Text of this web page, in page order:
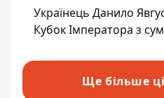
Українець Данило
Кубок Імператора з
Ще більше